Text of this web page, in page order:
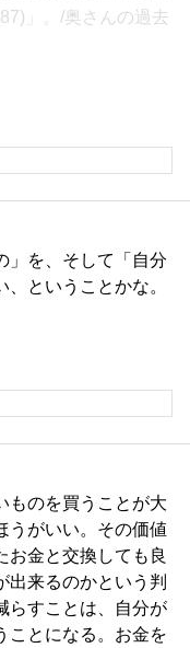
」。/奥さんの過去
」を、そして「自分
ということかな。
ものを買うことが大
うがいい。その価値
お金と交換しても良
出来るのかという判
らすことは、自分が
ことになる。お金を